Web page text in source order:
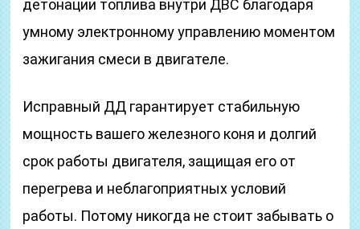
детонации топлива внутри ДВС благодаря
умному электронному управлению моментом
зажигания смеси в двигателе.
Исправный ДД гарантирует стабильную
мощность вашего железного коня и долгий
срок работы двигателя, защищая его от
перегрева и неблагоприятных условий
работы. Потому никогда не стоит забывать о